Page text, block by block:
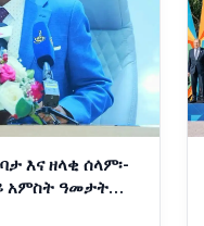
እና ዘላቂ ሰላም፡-
አምስት ዓመታት